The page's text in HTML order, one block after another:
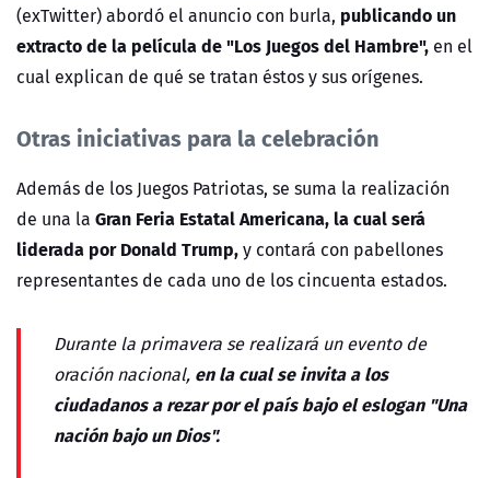
(exTwitter) abordó el anuncio con burla, publicando un
extracto de la película de "Los Juegos del Hambre", en el
cual explican de qué se tratan éstos y sus orígenes.
Otras iniciativas para la celebración
Además de los Juegos Patriotas, se suma la realización
de una la Gran Feria Estatal Americana, la cual será
liderada por Donald Trump,y contará con pabellones
representantes de cada uno de los cincuenta estados.
Durante la primavera se realizará un evento de
oración nacional, en la cual se invita a los
ciudadanos a rezar por el país bajo el eslogan "Una
nación bajo un Dios".